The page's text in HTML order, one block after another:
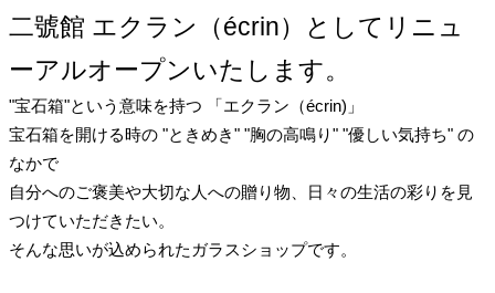
二號館 エクラン（écrin）としてリニュ
ーアルオープンいたします。
"宝石箱"という意味を持つ 「エクラン（écrin)」
宝石箱を開ける時の "ときめき" "胸の高鳴り" "優しい気持ち" の
なかで
自分へのご褒美や大切な人への贈り物、日々の生活の彩りを見
つけていただきたい。
そんな思いが込められたガラスショップです。